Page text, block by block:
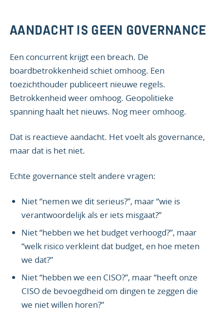
AANDACHT IS GEEN GOVERNANCE
Een concurrent krijgt een breach. De
boardbetrokkenheid schiet omhoog. Een
toezichthouder publiceert nieuwe regels.
Betrokkenheid weer omhoog. Geopolitieke
spanning haalt het nieuws. Nog meer omhoog.
Dat is reactieve aandacht. Het voelt als governance,
maar dat is het niet.
Echte governance stelt andere vragen:
Niet “nemen we dit serieus?”, maar “wie is
verantwoordelijk als er iets misgaat?”
Niet “hebben we het budget verhoogd?”, maar
“welk risico verkleint dat budget, en hoe meten
we dat?”
Niet “hebben we een CISO?”, maar “heeft onze
CISO de bevoegdheid om dingen te zeggen die
we niet willen horen?”